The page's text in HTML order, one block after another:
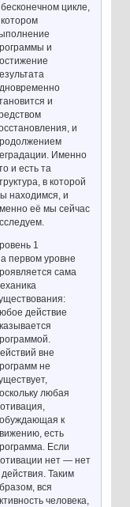
цикле,
котором
и
и
и
Именно
и есть та
в которой
находимся, и
её мы сейчас
1
первом уровне
сама
действие
вне
не
любая
к
есть
Если
нет — нет
действия. Таким
вся
человека,